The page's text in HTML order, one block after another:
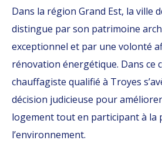
Dans la région Grand Est, la ville
distingue par son patrimoine
exceptionnel et par une volonté
rénovation énergétique. Dans ce
chauffagiste qualifié à Troyes
décision judicieuse pour
logement tout en participant à la
l’environnement.